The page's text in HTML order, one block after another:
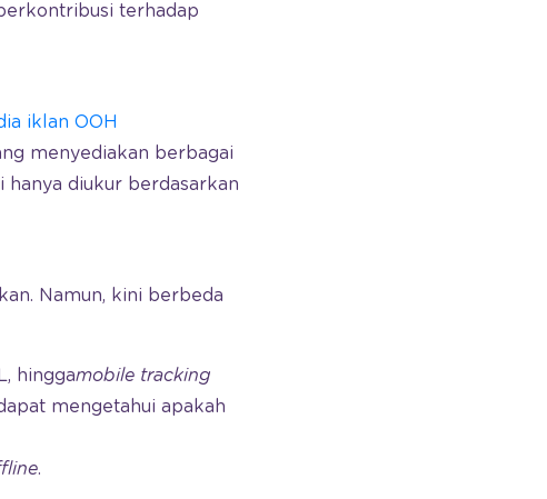
terhadap
iklan OOH
menyediakan berbagai
diukur berdasarkan
Namun, kini berbeda
hinggamobile tracking
mengetahui apakah
.